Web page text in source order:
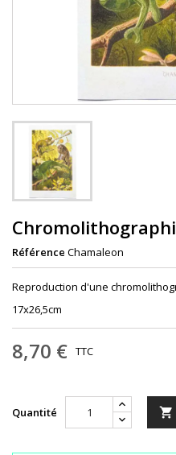
Référence Chamaleon
Reproduction d'une
17x26,5cm
8,70 € TTC
Quantité 